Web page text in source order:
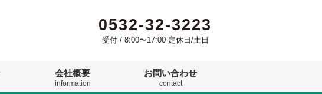
0532-32-3223
受付 / 8:00〜17:00 定休日/土日
会社概要
information
お問い合わせ
contact